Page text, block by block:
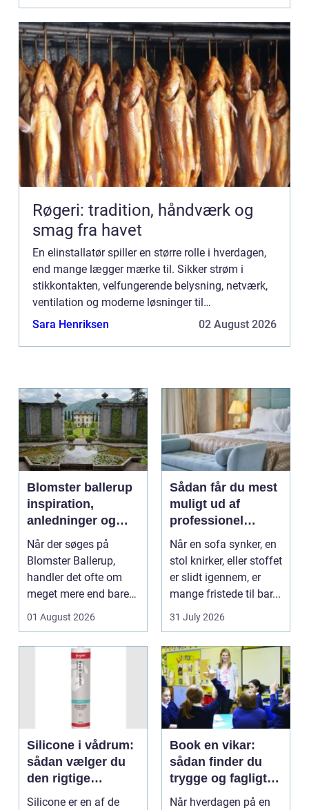
Røgeri: tradition, håndværk og
smag fra havet
En elinstallatør spiller en større rolle i hverdagen,
end mange lægger mærke til. Sikker strøm i
stikkontakten, velfungerende belysning, netværk,
ventilation og moderne løsninger til
energioptimering kr&a...
Sara Henriksen 02 August 2026
Blomster ballerup
inspiration,
anledninger og
lokale muligheder
Når der søges på
Blomster Ballerup,
handler det ofte om
meget mere end bare
en hurtig buket.
01 August 2026
Sådan får du mest
muligt ud af
professionel
møbelpolstring
Når en sofa synker, en
stol knirker, eller stoffet
er slidt igennem, er
mange fristede til bar...
31 July 2026
Silicone i vådrum:
sådan vælger du
den rigtige
fugemasse
Silicone er en af de
Book en vikar:
sådan finder du
trygge og fagligt
stærke løsninger
Når hverdagen på en